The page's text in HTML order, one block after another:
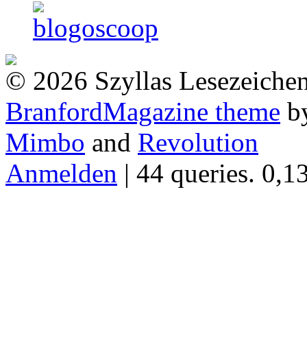
© 2026 Szyllas
BranfordMagazine theme
Mimbo and Revolution
Anmelden | 44 queries.